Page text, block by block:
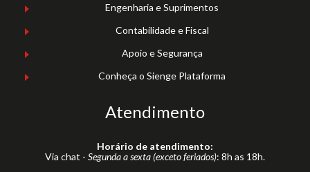
Engenharia e Suprimentos
Contabilidade e Fiscal
Apoio e Segurança
Conheça o Sienge Plataforma
Atendimento
Horário de atendimento:
Via chat - Segunda a sexta (exceto feriados): 8h as 18h.